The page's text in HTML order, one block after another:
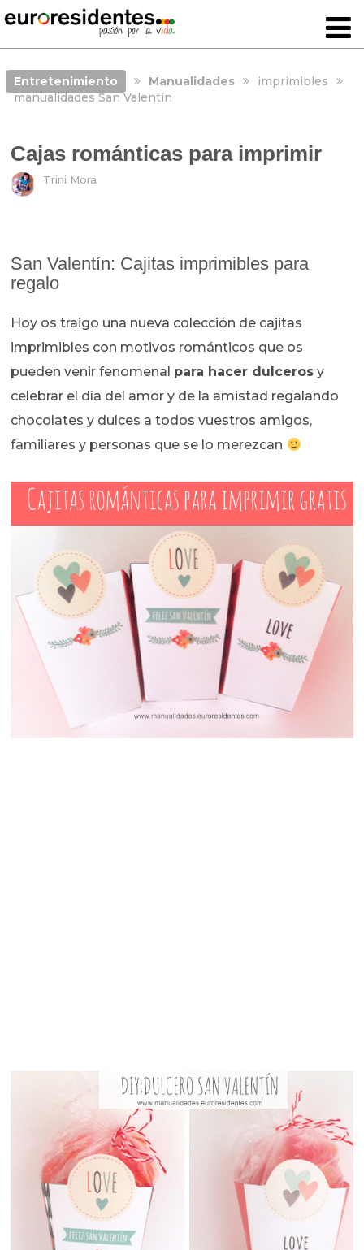
Entretenimiento Manualidades
imprimibles
manualidades San Valentín
Cajas románticas para imprimir
Trini Mora
San Valentín: Cajitas imprimibles para
regalo
Hoy os traigo una nueva colección de cajitas
imprimibles con motivos románticos que os
pueden venir fenomenal para hacer dulceros y
celebrar el día del amor y de la amistad regalando
chocolates y dulces a todos vuestros amigos,
familiares y personas que se lo merezcan